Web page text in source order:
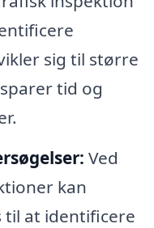
sig til større
tid og
Ved
kan
at identificere